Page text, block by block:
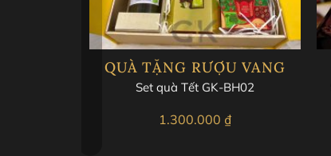
QUÀ TẶNG RƯỢU VANG
Set quà Tết GK-BH02
1.300.000 ₫